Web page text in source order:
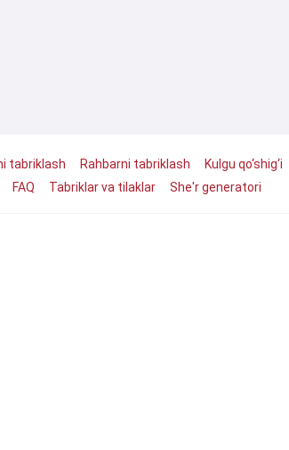
tabriklash Rahbarni tabriklash
Kulgu qo‘shig‘i
FAQ Tabriklar va tilaklar She'r generatori